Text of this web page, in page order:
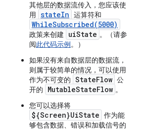
其他层的数据流传入，您应该使
用 stateIn 运算符和
WhileSubscribed(5000)
政策来创建 uiState 。（请参
阅此代码示例。）
如果没有来自数据层的数据流，
则属于较简单的情况，可以使用
作为不可变的 StateFlow 公
开的
MutableStateFlow 。
您可以选择将
${Screen}UiState 作为能
够包含数据、错误和加载信号的